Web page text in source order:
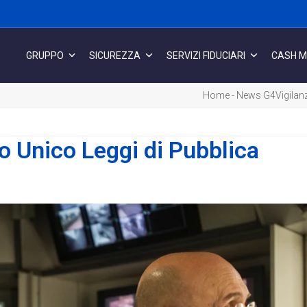
GRUPPO SICUREZZA SERVIZI FIDUCIARI CASH
Home- News
Unico Leggi di Pubblica